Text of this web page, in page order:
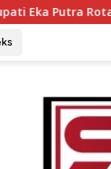
Pemkab